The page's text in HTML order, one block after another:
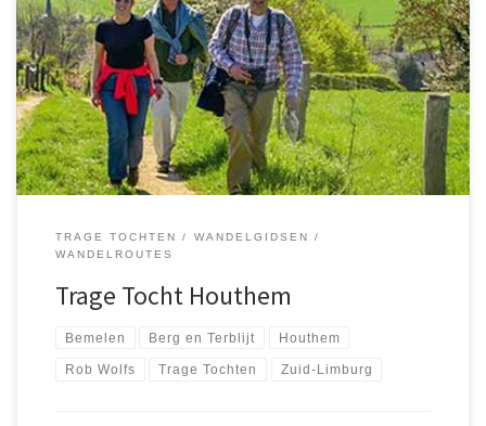
Wandelen langs groeves en door de velden Tijdens onze vakantie
verbleven we in een hotel in Maastricht op loopafstand van station
Randwyck. Op een grijze zaterdag stapte ik in de trein om vanaf
station Houthem-St. Gerlach een mooie wandeling te maken. Ik
koos voor de Trage Tocht Houthem, die gepubliceerd […]
TRAGE TOCHTEN
WANDELGIDSEN
WANDELROUTES
Trage Tocht Houthem
Bemelen Berg en Terblijt Houthem
Rob Wolfs Trage Tochten Zuid-Limburg